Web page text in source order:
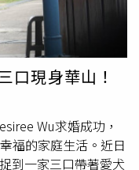
吵死了」，直到為了
評價，才決定告別
也分享一段感情創
入婚姻的男子，沒想
，隔天她當面追問，
三者。雖然她嘴上故
住一邊吃著海鮮、一
句點。透過兩位36歲
純分享的青春與感情
安吉上車，待安吉坐
（圖／本刊攝影組）
日前被本刊也直擊與
家之後，林佳辰和安
著大包小包的他先護
，舉止頗貼心。接下
換車時，林佳辰也會
駕駛休旅車載著安吉
。
口現身華山！
Wu求婚成功，
福的家庭生活。近日
到一家三口帶著愛犬